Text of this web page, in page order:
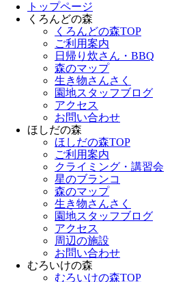
トップページ
くろんどの森
くろんどの森TOP
ご利用案内
日帰り炊さん・BBQ
森のマップ
生き物さんさく
園地スタッフブログ
アクセス
お問い合わせ
ほしだの森
ほしだの森TOP
ご利用案内
クライミング・講習会
星のブランコ
森のマップ
生き物さんさく
園地スタッフブログ
アクセス
周辺の施設
お問い合わせ
むろいけの森
むろいけの森TOP